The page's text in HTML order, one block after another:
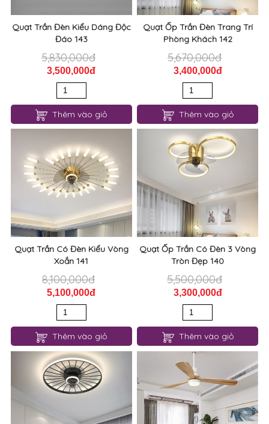
Quạt Trần Đèn Kiểu Dáng Độc
Đáo 143
5,830,000đ
3,500,000đ
Thêm vào giỏ
Quạt Ốp Trần Đèn Trang Trí
Phòng Khách 142
5,670,000đ
3,400,000đ
Thêm vào giỏ
Quạt Trần Có Đèn Kiểu Vòng
Xoắn 141
8,100,000đ
5,100,000đ
Thêm vào giỏ
Quạt Ốp Trần Có Đèn 3 Vòng
Tròn Đẹp 140
5,500,000đ
3,300,000đ
Thêm vào giỏ